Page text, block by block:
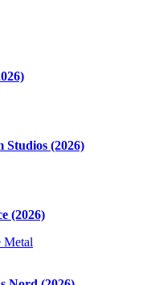
(2026)
(2026)
Metal